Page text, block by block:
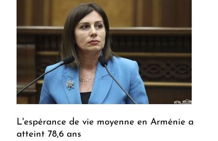
L'espérance de vie moyenne en Arménie a
atteint 78,6 ans